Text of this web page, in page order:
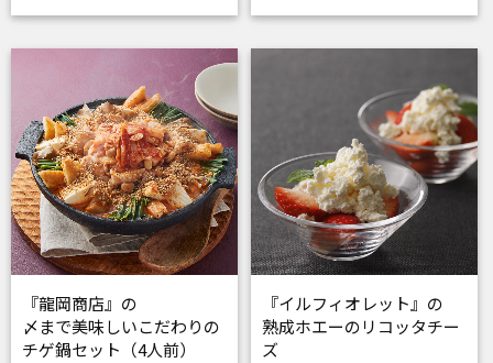
『龍岡商店』の
〆まで美味しいこだわりの
チゲ鍋セット（4人前）
『イルフィオレット』の
熟成ホエーのリコッタチー
ズ